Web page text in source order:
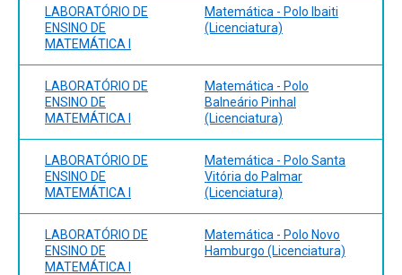
LABORATÓRIO DE
ENSINO DE
MATEMÁTICA I
Matemática - Polo Ibaiti
(Licenciatura)
LABORATÓRIO DE
ENSINO DE
MATEMÁTICA I
Matemática - Polo
Balneário Pinhal
(Licenciatura)
LABORATÓRIO DE
ENSINO DE
MATEMÁTICA I
Matemática - Polo Santa
Vitória do Palmar
(Licenciatura)
LABORATÓRIO DE
ENSINO DE
MATEMÁTICA I
Matemática - Polo Novo
Hamburgo (Licenciatura)